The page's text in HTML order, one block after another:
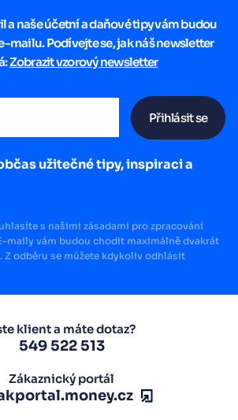
a naše účetní a daňové tipy vám budou
mailu. Podívejte se, jak náš newsletter
Zobrazit vzorový newsletter
Přihlásit se
užitečné tipy, inspiraci a
s našimi zásadami pro zpracování
maily vám budou chodit maximálně dvakrát
Z odběru se můžete kdykoliv odhlásit
klient a máte dotaz?
549 522 513
Zákaznický portál